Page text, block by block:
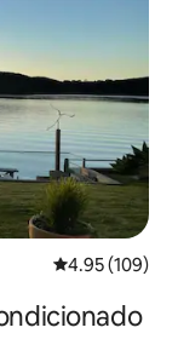
Calificación
4.95 (109)